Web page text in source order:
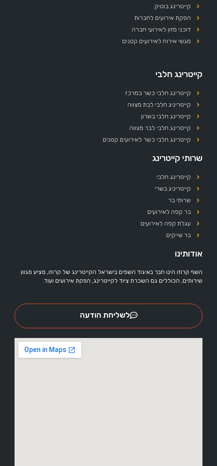
קייטרינג בוטיק
הפקת אירועים לחברות
דוכני מזון לאירועי חברה
מגשי אירוח לאירועים קטנים
קייטרינג חלבי
קייטרינג חלבי כשר במרכז
קייטריניג חלבי לבת מצווה
קייטרינג חלבי בשרון
קייטרינג חלבי לבר מצווה
קייטרינג חלבי כשר לאירועים קטנים
שרותי קייטרינג
קייטרינג חלבי
קייטריניג בשרי
שרותי בר
בר קפה לאירועים
עגלת קפה לאירועים
בר שייקים
אודותינו
השף קרוזו הינו חבר באיגוד השפים בישראל הקייטרינג של קרוזו, מציע מגוון
שירותים, הכוללים גם השכרת ציוד לקייטרינג, הפקת אירועים ועוד.
לשליחת הודעה